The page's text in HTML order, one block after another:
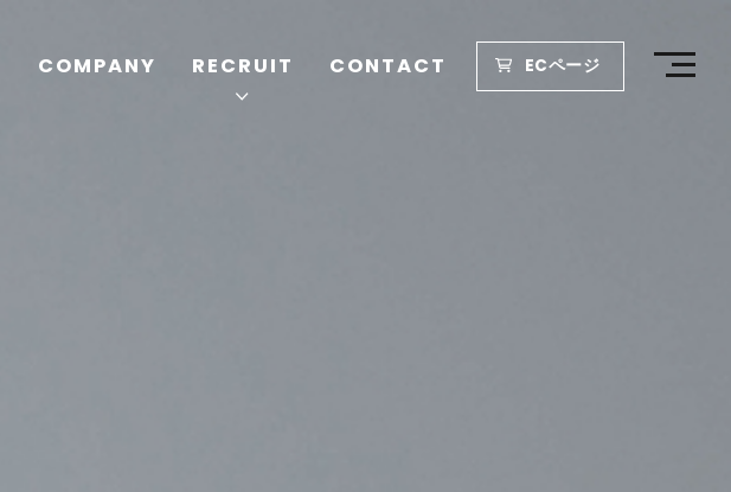
COMPANY RECRUIT CONTACT ECページ